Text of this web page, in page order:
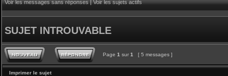
Voir les messages sans réponses|Voir les sujets actifs
SUJET INTROUVABLE
Page 1 sur 1 [ 5 messages ]
Imprimer le sujet